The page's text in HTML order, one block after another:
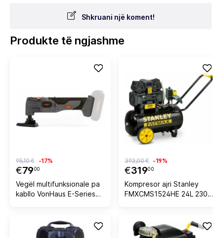
Shkruani një koment!
Produkte të ngjashme
€7900
95,10 € -17%
Vegël multifunksionale pa
kabllo VonHaus E-Series
€31900
393,00 € -19%
Kompresor ajri Stanley
FMXCMS1524HE 24L 230V